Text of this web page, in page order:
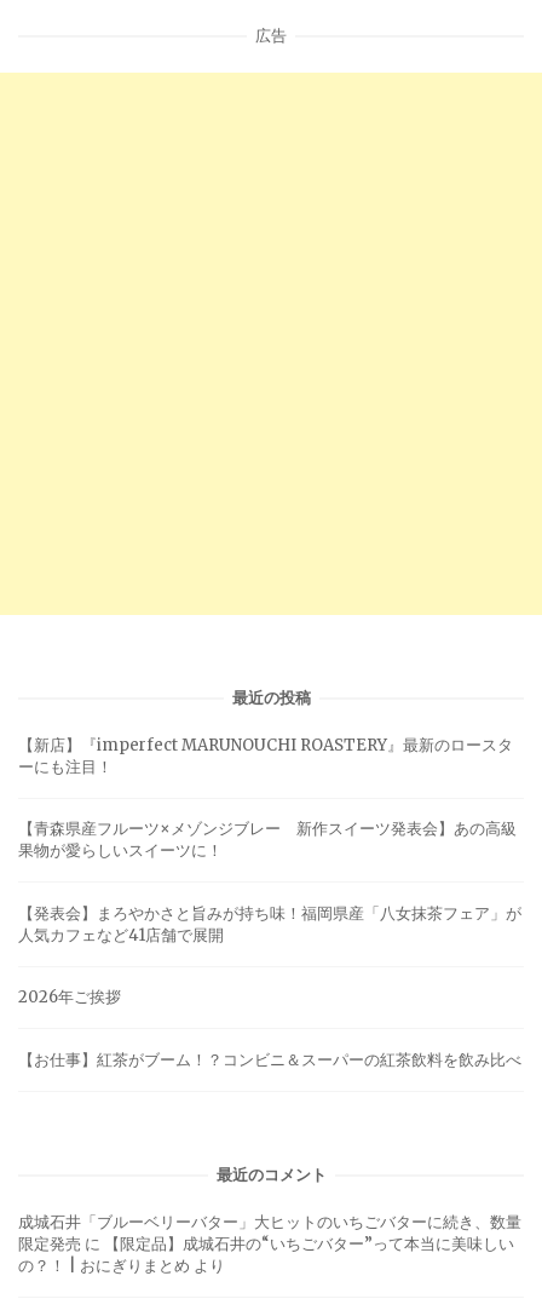
広告
最近の投稿
【新店】『imperfect MARUNOUCHI ROASTERY』最新のロースタ
ーにも注目！
【青森県産フルーツ×メゾンジブレー 新作スイーツ発表会】あの高級
果物が愛らしいスイーツに！
【発表会】まろやかさと旨みが持ち味！福岡県産「八女抹茶フェア」が
人気カフェなど41店舗で展開
2026年ご挨拶
【お仕事】紅茶がブーム！？コンビニ＆スーパーの紅茶飲料を飲み比べ
最近のコメント
成城石井「ブルーベリーバター」大ヒットのいちごバターに続き、数量
限定発売 に
【限定品】成城石井の“いちごバター”って本当に美味しい
の？！ | おにぎりまとめ より